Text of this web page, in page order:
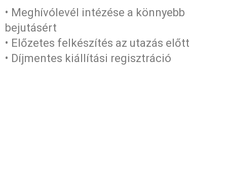
• Meghívólevél intézése a könnyebb
bejutásért
• Előzetes felkészítés az utazás előtt
• Díjmentes kiállítási regisztráció